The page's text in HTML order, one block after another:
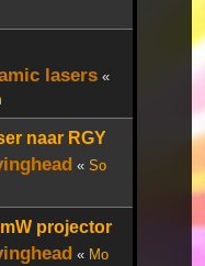
lasers «
naar RGY
« So
projector
« Mo